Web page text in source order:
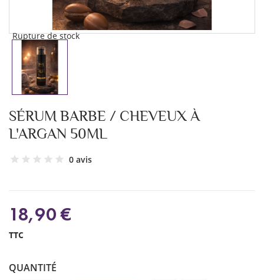
Rupture de stock
SÉRUM BARBE / CHEVEUX À
L'ARGAN 50ML
0 avis
18,90 €
TTC
QUANTITÉ